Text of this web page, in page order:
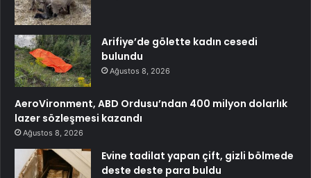
Arifiye’de gölette kadın cesedi
bulundu
Ağustos 8, 2026
AeroVironment, ABD Ordusu’ndan 400 milyon dolarlık
lazer sözleşmesi kazandı
Ağustos 8, 2026
Evine tadilat yapan çift, gizli bölmede
deste deste para buldu